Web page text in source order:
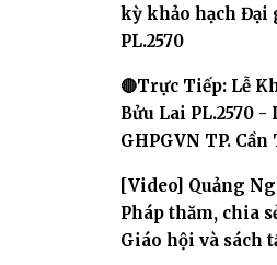
kỳ khảo hạch Đại
PL.2570
🔴Trực Tiếp: Lễ
Bửu Lai PL.2570 -
GHPGVN TP.
[Video] Quảng
Pháp thăm, chia
Giáo hội và sách